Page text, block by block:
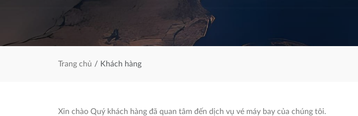
Trang chủ Khách hàng
Xin chào Quý khách hàng đã quan tâm đến dịch vụ vé máy bay của chúng tôi.